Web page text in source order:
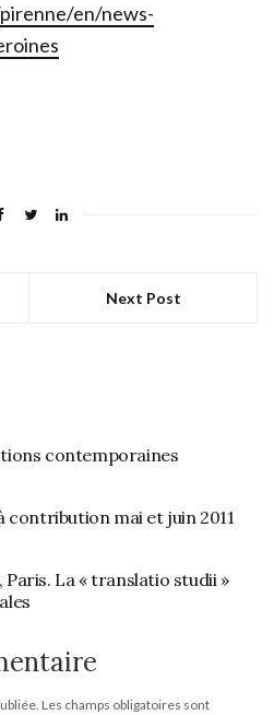
en/news-
Next Post
contemporaines
contribution mai et juin 2011
Paris. La « translatio studii »
Les champs obligatoires sont